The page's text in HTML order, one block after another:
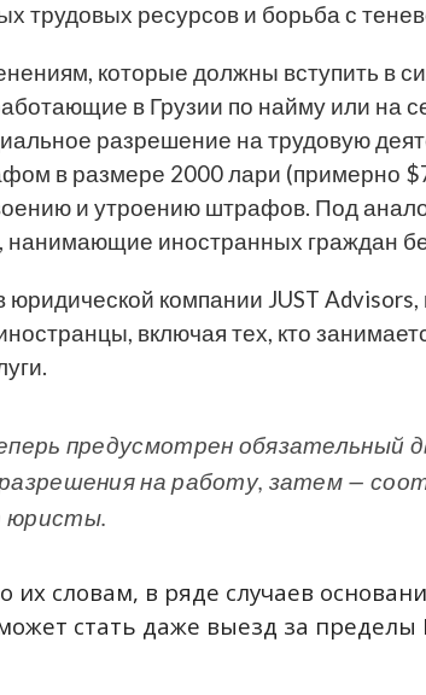
трудовых ресурсов и борьба с
которые должны вступить в
в Грузии по найму или на
разрешение на трудовую
в размере 2000 лари (примерно
и утроению штрафов. Под
нанимающие иностранных граждан
юридической компании JUST
включая тех, кто
предусмотрен обязательный
на работу, затем —
юристы.
их словам, в ряде случаев
стать даже выезд за пределы